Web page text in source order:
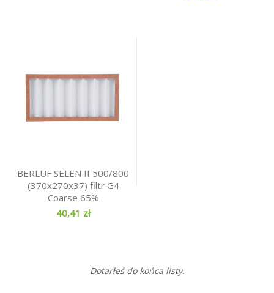
BERLUF SELEN II 500/800
(370x270x37) filtr G4
Coarse 65%
40,41 zł
Dotarłeś do końca listy.